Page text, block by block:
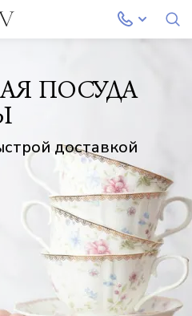
ПОСУДА
доставкой